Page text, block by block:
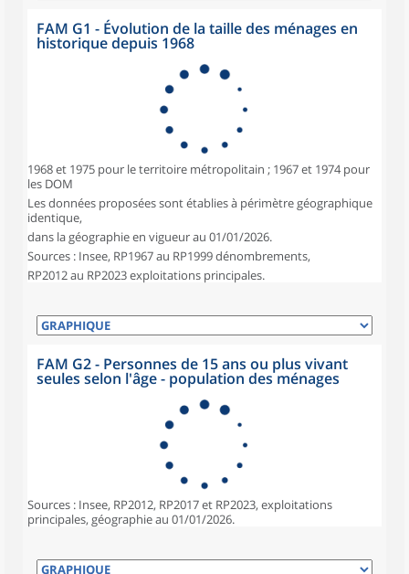
FAM G1 - Évolution de la taille des ménages en
historique depuis 1968
1968 et 1975 pour le territoire métropolitain ; 1967 et 1974 pour
les DOM
Les données proposées sont établies à périmètre géographique
identique,
dans la géographie en vigueur au 01/01/2026.
Sources : Insee, RP1967 au RP1999 dénombrements,
RP2012 au RP2023 exploitations principales.
FAM G2 - Personnes de 15 ans ou plus vivant
seules selon l'âge - population des ménages
Sources : Insee, RP2012, RP2017 et RP2023, exploitations
principales, géographie au 01/01/2026.